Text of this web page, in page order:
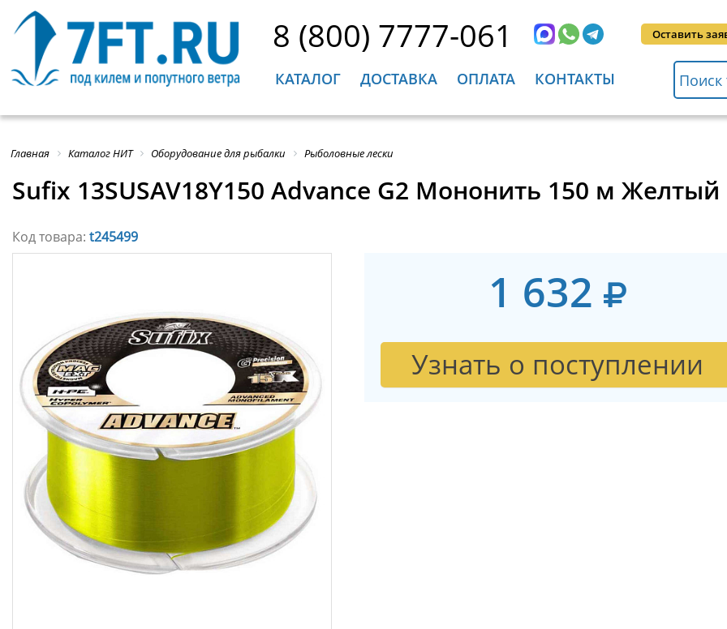
8 (800) 7777-061 Оставить
КАТАЛОГ ДОСТАВКА ОПЛАТА КОНТАКТЫ
Главная Каталог НИТ Оборудование для рыбалки Рыболовные лески
Sufix 13SUSAV18Y150 Advance G2 Мононить 150 м
Код товара: t245499
1 632
Узнать о поступлении